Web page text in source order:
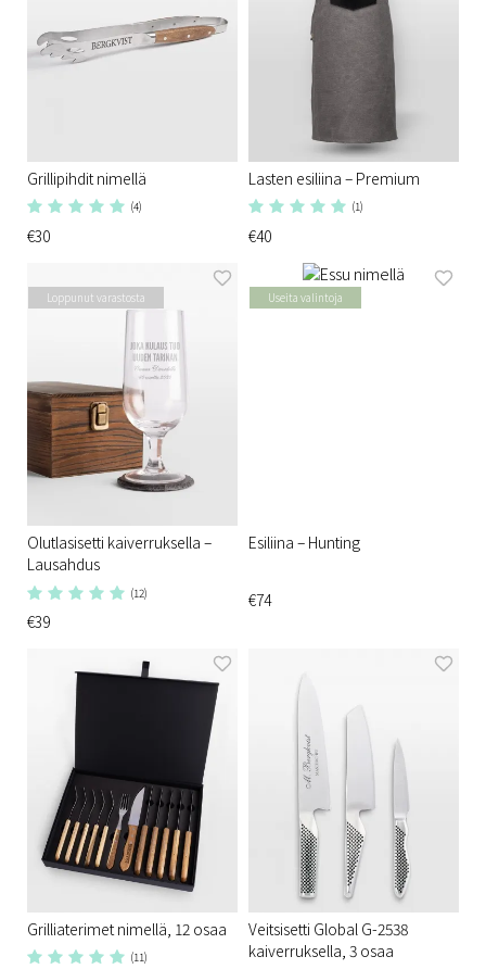
Grillipihdit nimellä
(4)
€30
Lasten esiliina – Premium
(1)
€40
Loppunut varastosta
Olutlasisetti kaiverruksella –
Lausahdus
(12)
€39
Useita valintoja
Esiliina – Hunting
€74
Grilliaterimet nimellä, 12 osaa
(11)
Veitsisetti Global G-2538
kaiverruksella, 3 osaa